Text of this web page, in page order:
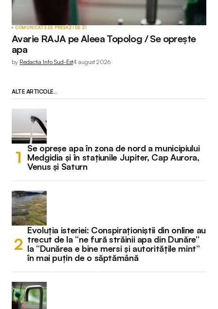
COMUNICATE DE PRESĂZI DE ZI
Avarie RAJA pe Aleea Topolog / Se oprește
apa
by Redactia Info Sud-Est4 august 2026
ALTE ARTICOLE...
Se opreșe apa în zona de nord a municipiului
Medgidia și în stațiunile Jupiter, Cap Aurora,
Venus și Saturn
Evoluția isteriei: Conspiraționiștii din online au
trecut de la “ne fură străinii apa din Dunăre”
la “Dunărea e bine mersi și autoritățile mint”
în mai puțin de o săptămână